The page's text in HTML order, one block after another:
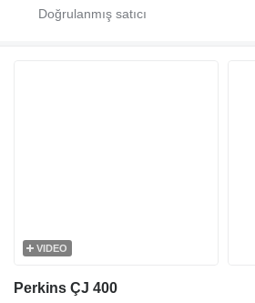
VIDEO
Perkins ÇJ 400